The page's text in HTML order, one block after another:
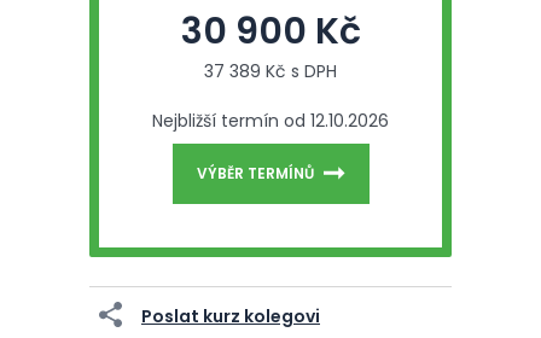
30 900 Kč
37 389 Kč s DPH
Nejbližší termín od 12.10.2026
VÝBĚR TERMÍNŮ
Poslat kurz kolegovi